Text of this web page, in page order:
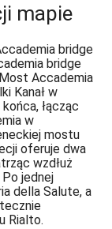
mapie
bridge
bridge
Accademia
Kanał w
łącząc
w
mostu
oferuje dwa
wzdłuż
Po jednej
della Salute, a
Rialto.